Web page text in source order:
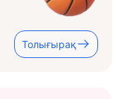
Толығырақ